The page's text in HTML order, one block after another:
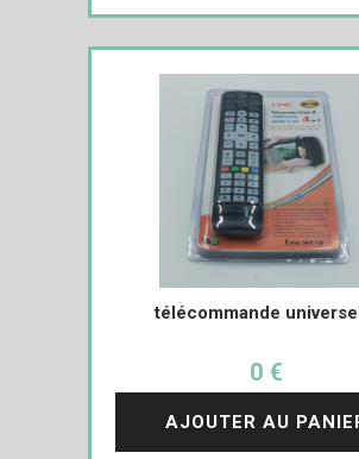
télécommande
0 €
AJOUTER AU